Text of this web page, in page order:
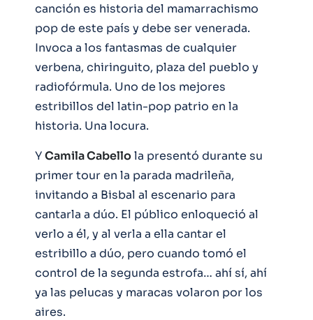
canción es historia del mamarrachismo
pop de este país y debe ser venerada.
Invoca a los fantasmas de cualquier
verbena, chiringuito, plaza del pueblo y
radiofórmula. Uno de los mejores
estribillos del latin-pop patrio en la
historia. Una locura.
YCamila Cabellola presentó durante su
primer tour en la parada madrileña,
invitando a Bisbal al escenario para
cantarla a dúo. El público enloqueció al
verlo a él, y al verla a ella cantar el
estribillo a dúo, pero cuando tomó el
control de la segunda estrofa… ahí sí, ahí
ya las pelucas y maracas volaron por los
aires.